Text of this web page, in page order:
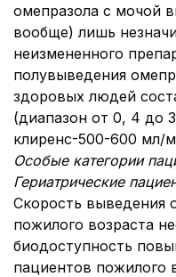
омепразола с мочой
вообще) лишь
неизмененного
полувыведения
здоровых людей
(диапазон от 0, 4 до
клиренс-500-600 мл/
Особые категории
Гериатрические
Скорость выведения
пожилого возраста
биодоступность
пациентов пожилого